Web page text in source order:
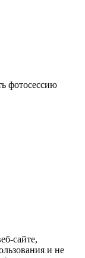
фотосессию
сайте,
и не